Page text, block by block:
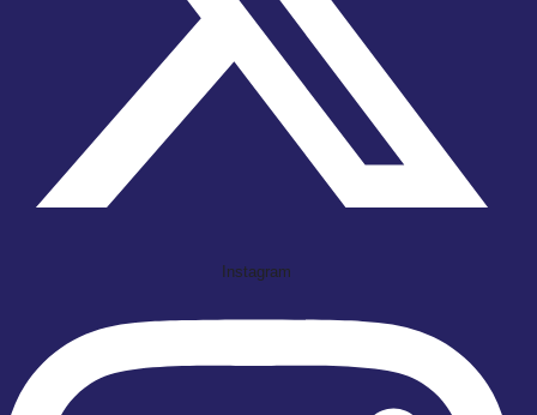
Instagram